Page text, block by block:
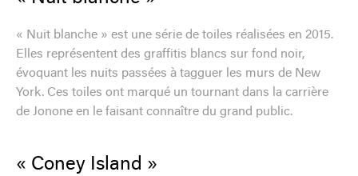
« Nuit blanche » est une série de toiles réalisées en 2015.
Elles représentent des graffitis blancs sur fond noir,
évoquant les nuits passées à tagguer les murs de New
York. Ces toiles ont marqué un tournant dans la carrière
de Jonone en le faisant connaître du grand public.
« Coney Island »